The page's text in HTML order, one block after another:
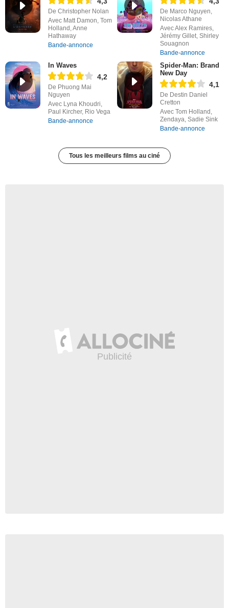
De Christopher Nolan
Avec Matt Damon, Tom
Holland, Anne
Hathaway
Bande-annonce
De Marco Nguyen,
Nicolas Athane
Avec Alex Ramires,
Jérémy Gillet, Shirley
Souagnon
Bande-annonce
In Waves
4,2
De Phuong Mai
Nguyen
Avec Lyna Khoudri,
Paul Kircher, Rio Vega
Bande-annonce
Spider-Man: Brand
New Day
4,1
De Destin Daniel
Cretton
Avec Tom Holland,
Zendaya, Sadie Sink
Bande-annonce
Tous les meilleurs films au ciné